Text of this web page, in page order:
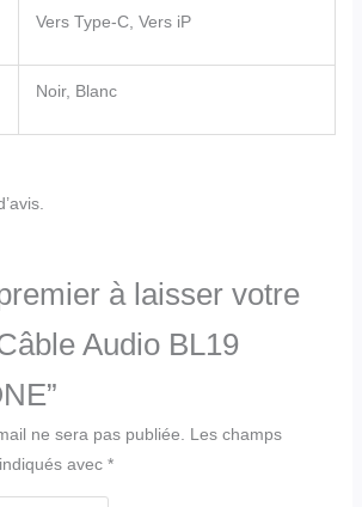
Vers Type-C, Vers iP
Noir, Blanc
à laisser votre
Audio BL19
ne sera pas publiée. Les champs
avec *